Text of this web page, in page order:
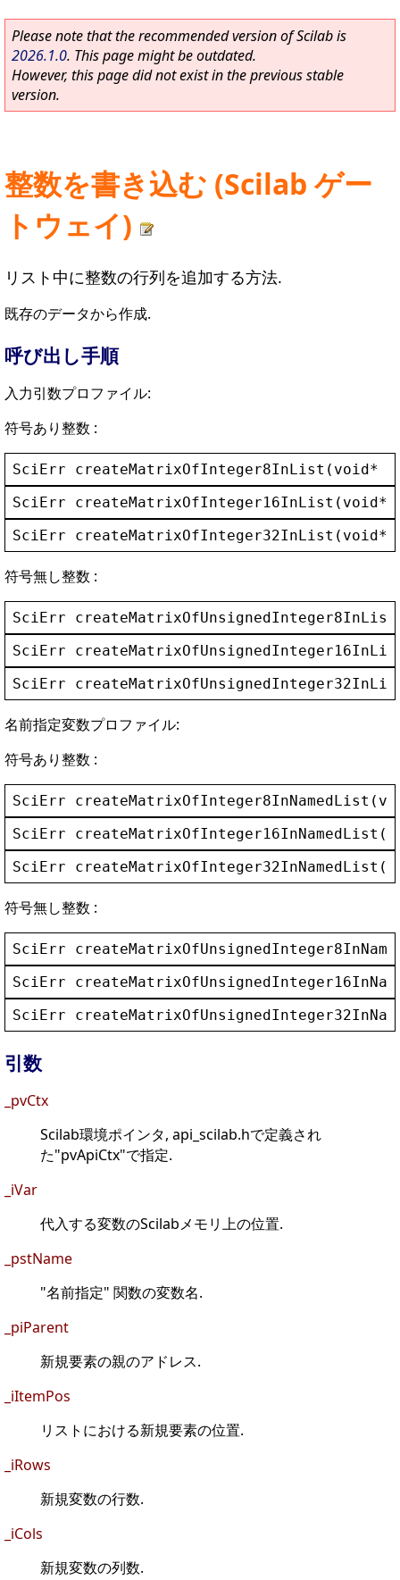
Please note that the recommended version of Scilab is
2026.1.0. This page might be outdated.
However, this page did not exist in the previous stable
version.
整数を書き込む (Scilab ゲー
トウェイ)
リスト中に整数の行列を追加する方法.
既存のデータから作成.
呼び出し手順
入力引数プロファイル:
符号あり整数 :
SciErr createMatrixOfInteger8InList ( void *
SciErr
createMatrixOfInteger16InList ( void *
SciErr
createMatrixOfInteger32InList ( void *
符号無し整数 :
SciErr createMatrixOfUnsignedInteger8InList
SciErr
SciErr
名前指定変数プロファイル:
符号あり整数 :
SciErr createMatrixOfInteger8InNamedList (
SciErr
createMatrixOfInteger16InNamedList (
SciErr
createMatrixOfInteger32InNamedList (
符号無し整数 :
SciErr
SciErr
SciErr
引数
_pvCtx
Scilab環境ポインタ, api_scilab.hで定義され
た"pvApiCtx"で指定.
_iVar
代入する変数のScilabメモリ上の位置.
_pstName
"名前指定" 関数の変数名.
_piParent
新規要素の親のアドレス.
_iItemPos
リストにおける新規要素の位置.
_iRows
新規変数の行数.
_iCols
新規変数の列数.